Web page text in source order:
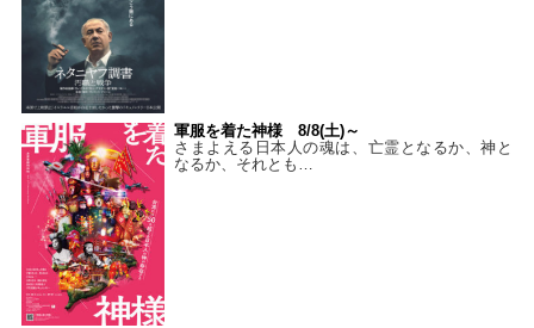
軍服を着た神様 8/8(土)～
さまよえる日本人の魂は、亡霊となるか、神と
なるか、それとも…